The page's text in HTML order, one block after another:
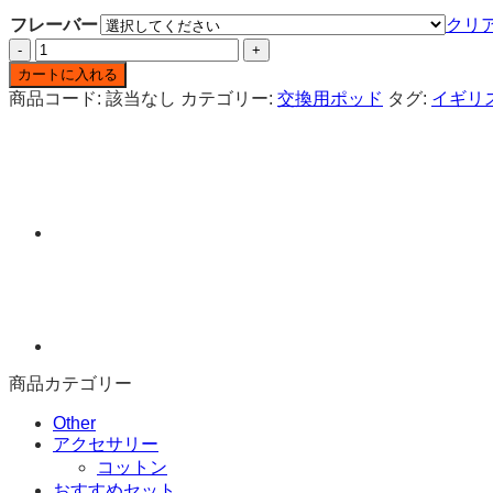
フレーバー
クリ
Crystal
Pro
Switch
30K
り
ド
カートに入れる
商品コード: 該当なし カテゴリー: 交換用ポッド タグ: イギリ
商品カテゴリー
Other
アクセサリー
コットン